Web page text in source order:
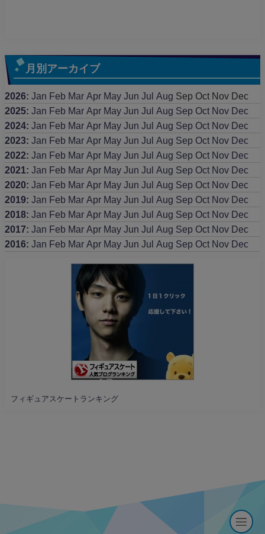
月別アーカイブ
2026: Jan Feb Mar Apr May Jun Jul Aug Sep Oct Nov Dec
2025: Jan Feb Mar Apr May Jun Jul Aug Sep Oct Nov Dec
2024: Jan Feb Mar Apr May Jun Jul Aug Sep Oct Nov Dec
2023: Jan Feb Mar Apr May Jun Jul Aug Sep Oct Nov Dec
2022: Jan Feb Mar Apr May Jun Jul Aug Sep Oct Nov Dec
2021: Jan Feb Mar Apr May Jun Jul Aug Sep Oct Nov Dec
2020: Jan Feb Mar Apr May Jun Jul Aug Sep Oct Nov Dec
2019: Jan Feb Mar Apr May Jun Jul Aug Sep Oct Nov Dec
2018: Jan Feb Mar Apr May Jun Jul Aug Sep Oct Nov Dec
2017: Jan Feb Mar Apr May Jun Jul Aug Sep Oct Nov Dec
2016: Jan Feb Mar Apr May Jun Jul Aug Sep Oct Nov Dec
フィギュアスケートランキング